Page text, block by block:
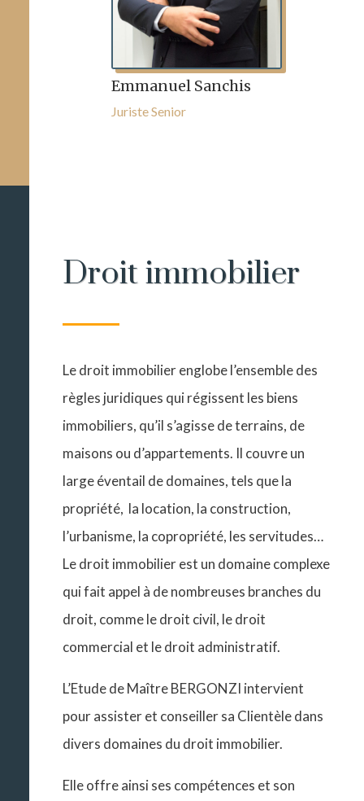
Emmanuel Sanchis
Juriste Senior
Droit immobilier
Le droit immobilier englobe l’ensemble des
règles juridiques qui régissent les biens
immobiliers, qu’il s’agisse de terrains, de
maisons ou d’appartements. Il couvre un
large éventail de domaines, tels que la
propriété, la location, la construction,
l’urbanisme, la copropriété, les servitudes…
Le droit immobilier est un domaine complexe
qui fait appel à de nombreuses branches du
droit, comme le droit civil, le droit
commercial et le droit administratif.
L’Etude de Maître BERGONZI intervient
pour assister et conseiller sa Clientèle dans
divers domaines du droit immobilier.
Elle offre ainsi ses compétences et son